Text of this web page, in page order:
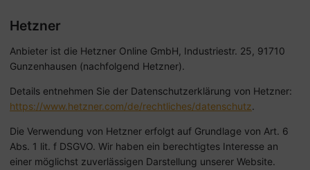
Hetzner
Anbieter ist die Hetzner Online GmbH, Industriestr. 25, 91710
Gunzenhausen (nachfolgend Hetzner).
Details entnehmen Sie der Datenschutzerklärung von Hetzner:
https://www.hetzner.com/de/rechtliches/datenschutz.
Die Verwendung von Hetzner erfolgt auf Grundlage von Art. 6
Abs. 1 lit. f DSGVO. Wir haben ein berechtigtes Interesse an
einer möglichst zuverlässigen Darstellung unserer Website.